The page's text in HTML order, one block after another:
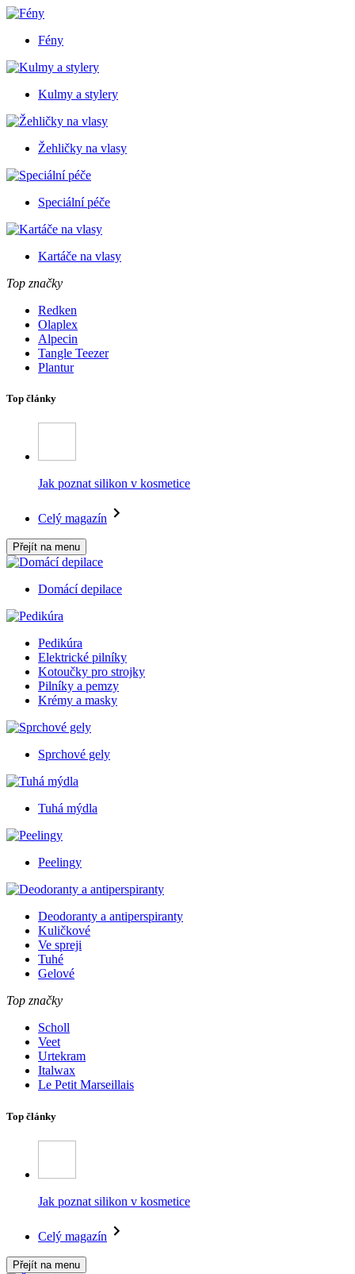
Fény
Kulmy a stylery
Žehličky na vlasy
Speciální péče
Kartáče na vlasy
Top značky
Redken
Olaplex
Alpecin
Tangle Teezer
Plantur
Top články
Jak poznat silikon v kosmetice
Celý magazín
Přejít na menu
Domácí depilace
Pedikúra
Elektrické pilníky
Kotoučky pro strojky
Pilníky a pemzy
Krémy a masky
Sprchové gely
Tuhá mýdla
Peelingy
Deodoranty a antiperspiranty
Kuličkové
Ve spreji
Tuhé
Gelové
Top značky
Scholl
Veet
Urtekram
Italwax
Le Petit Marseillais
Top články
Jak poznat silikon v kosmetice
Celý magazín
Přejít na menu